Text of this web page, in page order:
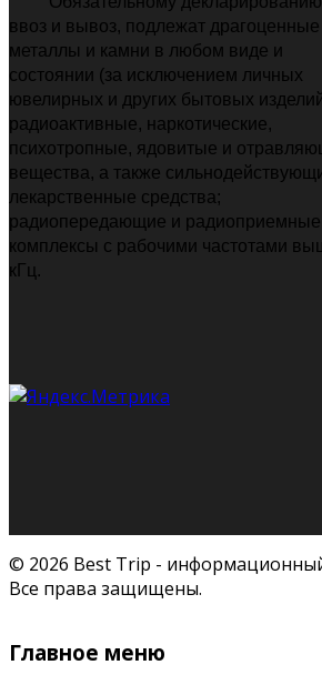
ввоз и вывоз, подлежат драгоценные
металлы и камни в любом виде и
состоянии (за исключением личных
ювелирных и других бытовых
радиоактивные, наркотические,
психотропные, ядовитые и
вещества, а также
лекарственные средства;
радиопередающие и радиоприемные
комплексы с рабочими частотами
кГц.
© 2026 Best Trip -
Все права защищены.
Главное меню